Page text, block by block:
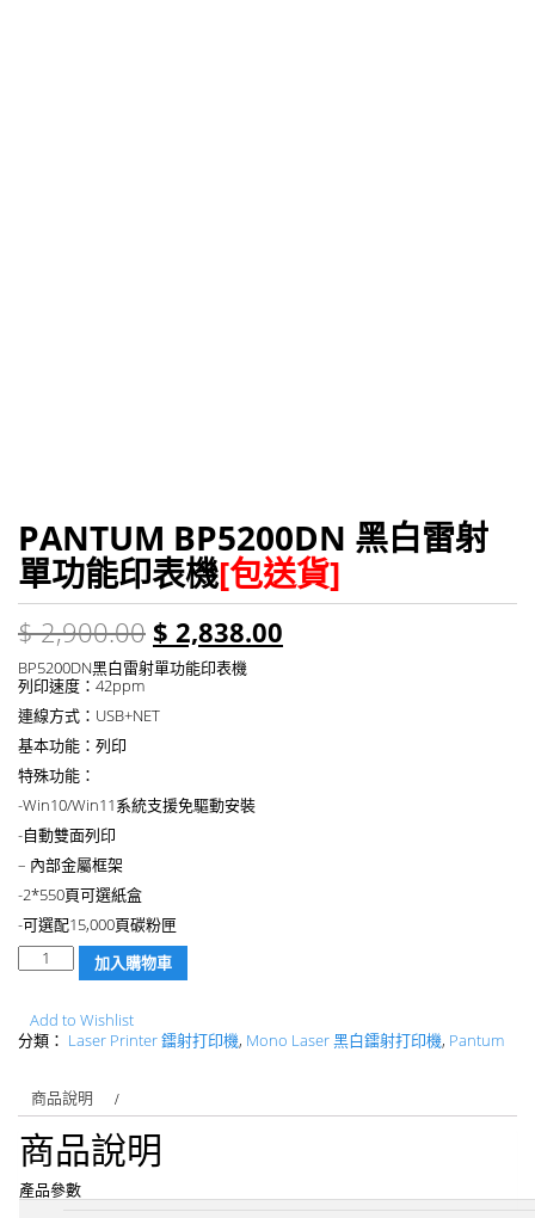
PANTUM BP5200DN 黑白雷射
單功能印表機[包送貨]
$2,900.00 $ 2,838.00
BP5200DN黑白雷射單功能印表機
列印速度：42ppm
連線方式：USB+NET
基本功能：列印
特殊功能：
-Win10/Win11系統支援免驅動安裝
-自動雙面列印
– 內部金屬框架
-2*550頁可選紙盒
-可選配15,000頁碳粉匣
數
量
加入購物車
Add to Wishlist
分類： Laser Printer 鐳射打印機, Mono Laser 黑白鐳射打印機, Pantum
商品說明
商品說明
產品參數